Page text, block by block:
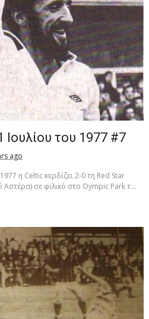
Ιουλίου του 1977 #7
ago
η Celtic κερδίζει 2-0 τη Red Star
σε φιλικό στο Οympic Park τ...